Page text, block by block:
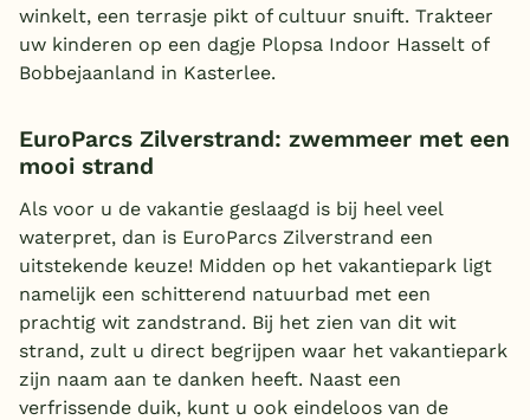
winkelt, een terrasje pikt of cultuur snuift. Trakteer
uw kinderen op een dagje Plopsa Indoor Hasselt of
Bobbejaanland in Kasterlee.
EuroParcs Zilverstrand: zwemmeer met een
mooi strand
Als voor u de vakantie geslaagd is bij heel veel
waterpret, dan is EuroParcs Zilverstrand een
uitstekende keuze! Midden op het vakantiepark ligt
namelijk een schitterend natuurbad met een
prachtig wit zandstrand. Bij het zien van dit wit
strand, zult u direct begrijpen waar het vakantiepark
zijn naam aan te danken heeft. Naast een
verfrissende duik, kunt u ook eindeloos van de